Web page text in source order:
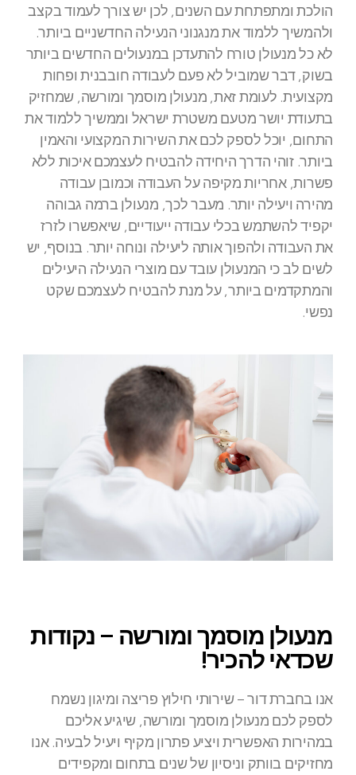
הולכת ומתפתחת עם השנים, לכן יש צורך לעמוד בקצב
ולהמשיך ללמוד את מנגנוני הנעילה החדשניים ביותר.
לא כל מנעולן טורח להתעדכן במנעולים החדשים ביותר
בשוק, דבר שמוביל לא פעם לעבודה חובבנית ופחות
מקצועית. לעומת זאת, מנעולן מוסמך ומורשה, שמחזיק
בתעודת יושר מטעם משטרת ישראל וממשיך ללמוד את
התחום, יוכל לספק לכם את השירות המקצועי והאמין
ביותר. זוהי הדרך היחידה להבטיח לעצמכם איכות ללא
פשרות, אחריות מקיפה על העבודה וכמובן עבודה
מהירה ויעילה יותר. מעבר לכך, מנעולן ברמה גבוהה
יקפיד להשתמש בכלי עבודה ייעודיים, שיאפשרו לזרז
את העבודה ולהפוך אותה ליעילה ונוחה יותר. בנוסף, יש
לשים לב כי המנעולן עובד עם מוצרי הנעילה היעילים
והמתקדמים ביותר, על מנת להבטיח לעצמכם שקט
נפשי.
מנעולן מוסמך ומורשה – נקודות
שכדאי להכיר!
אנו בחברת דור – שירותי חילוץ פריצה ומיגון נשמח
לספק לכם מנעולן מוסמך ומורשה, שיגיע אליכם
במהירות האפשרית ויציע פתרון מקיף ויעיל לבעיה. אנו
מחזיקים בוותק וניסיון של שנים בתחום ומקפידים